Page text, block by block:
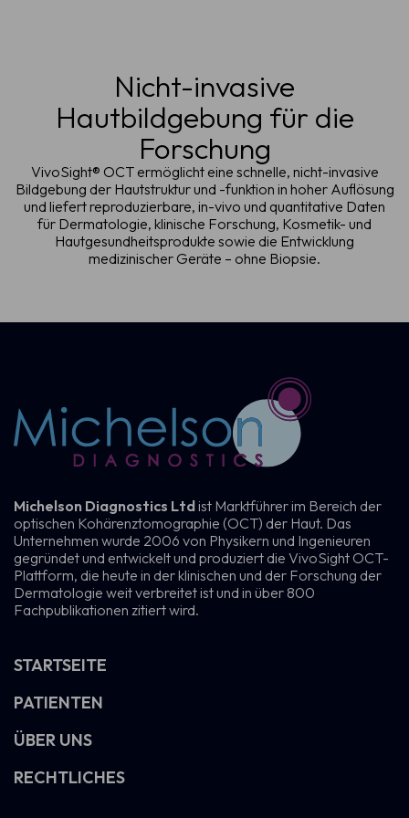
Nicht-invasive
Hautbildgebung für die
Forschung
VivoSight® OCT ermöglicht eine schnelle, nicht-invasive
Bildgebung der Hautstruktur und -funktion in hoher Auflösung
und liefert reproduzierbare, in-vivo und quantitative Daten
für Dermatologie, klinische Forschung, Kosmetik- und
Hautgesundheitsprodukte sowie die Entwicklung
medizinischer Geräte – ohne Biopsie.
Michelson Diagnostics Ltdist Marktführer im Bereich der
optischen Kohärenztomographie (OCT) der Haut. Das
Unternehmen wurde 2006 von Physikern und Ingenieuren
gegründet und entwickelt und produziert die VivoSight OCT-
Plattform, die heute in der klinischen und der Forschung der
Dermatologie weit verbreitet ist und in über 800
Fachpublikationen zitiert wird.
STARTSEITE
PATIENTEN
ÜBER UNS
RECHTLICHES